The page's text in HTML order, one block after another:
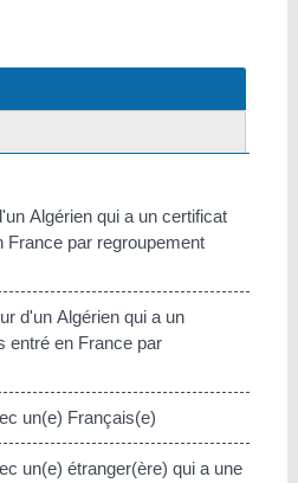
Algérien qui a un certificat
France par regroupement
d'un Algérien qui a un
entré en France par
un(e) Français(e)
un(e) étranger(ère) qui a une